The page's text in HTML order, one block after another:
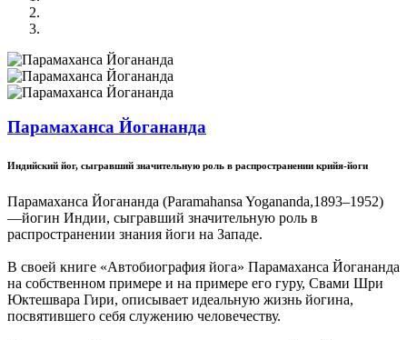
Парамаханса Йогананда
Индийский йог, сыгравший значительную роль в распространении крийя-йоги
Парамаханса Йогананда (Paramahansa Yogananda,1893–1952)
—йогин Индии, сыгравший значительную роль в
распространении знания йоги на Западе.
В своей книге «Автобиография йога» Парамаханса Йогананда
на собственном примере и на примере его гуру, Свами Шри
Юктешвара Гири, описывает идеальную жизнь йогина,
посвятившего себя служению человечеству.